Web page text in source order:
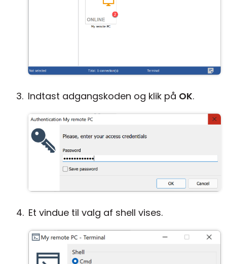
Indtast adgangskoden og klik på OK.
Et vindue til valg af shell vises.